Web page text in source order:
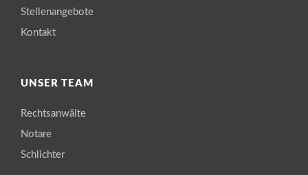
Stellenangebote
Kontakt
UNSER TEAM
Rechtsanwälte
Notare
Schlichter